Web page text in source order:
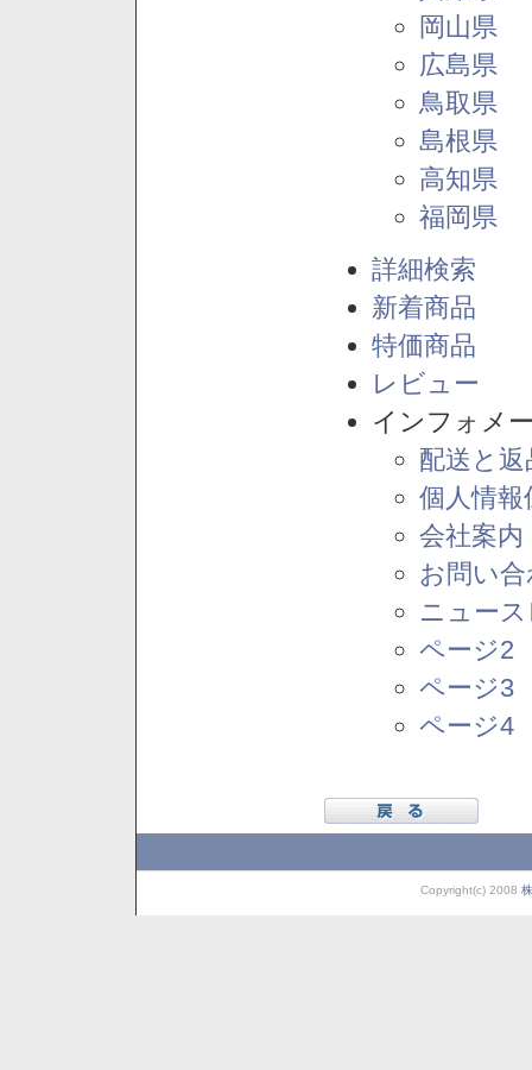
岡山県
広島県
鳥取県
島根県
高知県
福岡県
詳細検索
新着商品
特価商品
レビュー
インフォメ
配送と
個人情報
会社案内
お問い
ニュー
ページ2
ページ3
ページ4
Copyright(c) 2008